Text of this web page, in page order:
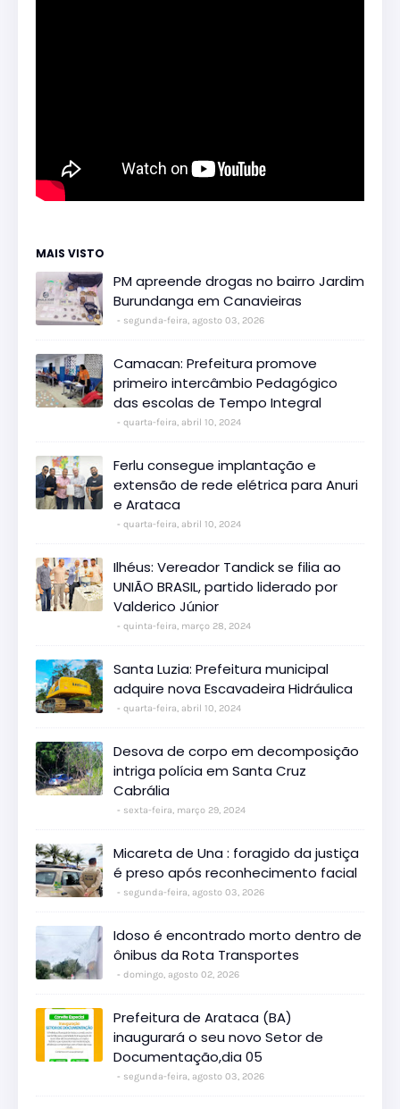
MAIS VISTO
PM apreende drogas no bairro Jardim
Burundanga em Canavieiras
segunda-feira, agosto 03, 2026
Camacan: Prefeitura promove
primeiro intercâmbio Pedagógico
das escolas de Tempo Integral
quarta-feira, abril 10, 2024
Ferlu consegue implantação e
extensão de rede elétrica para Anuri
e Arataca
quarta-feira, abril 10, 2024
Ilhéus: Vereador Tandick se filia ao
UNIÃO BRASIL, partido liderado por
Valderico Júnior
quinta-feira, março 28, 2024
Santa Luzia: Prefeitura municipal
adquire nova Escavadeira Hidráulica
quarta-feira, abril 10, 2024
Desova de corpo em decomposição
intriga polícia em Santa Cruz
Cabrália
sexta-feira, março 29, 2024
Micareta de Una : foragido da justiça
é preso após reconhecimento facial
segunda-feira, agosto 03, 2026
Idoso é encontrado morto dentro de
ônibus da Rota Transportes
domingo, agosto 02, 2026
Prefeitura de Arataca (BA)
inaugurará o seu novo Setor de
Documentação,dia 05
segunda-feira, agosto 03, 2026